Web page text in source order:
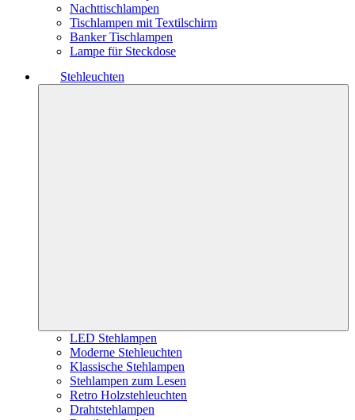
Nachttischlampen
Tischlampen mit Textilschirm
Banker Tischlampen
Lampe für Steckdose
Stehleuchten
LED Stehlampen
Moderne Stehleuchten
Klassische Stehlampen
Stehlampen zum Lesen
Retro Holzstehleuchten
Drahtstehlampen